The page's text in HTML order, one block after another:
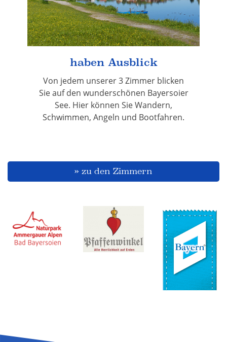
haben Ausblick
Von jedem unserer 3 Zimmer blicken
Sie auf den wunderschönen Bayersoier
See. Hier können Sie Wandern,
Schwimmen, Angeln und Bootfahren.
» zu den Zimmern